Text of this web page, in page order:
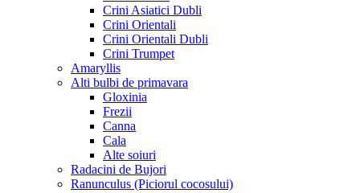
Crini Asiatici Dubli
Crini Orientali
Crini Orientali Dubli
Crini Trumpet
Amaryllis
Alti bulbi de primavara
Gloxinia
Frezii
Canna
Cala
Alte soiuri
Radacini de Bujori
Ranunculus (Piciorul cocosului)